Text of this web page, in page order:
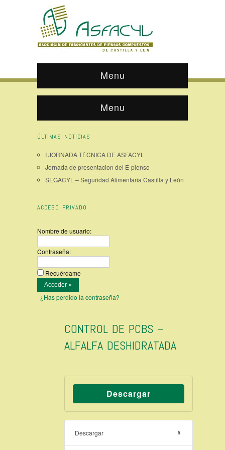
Menu
Menu
ÚLTIMAS NOTICIAS
I JORNADA TÉCNICA DE ASFACYL
Jornada de presentacion del E-pienso
SEGACYL – Seguridad Alimentaria Castilla y León
ACCESO PRIVADO
Nombre de usuario:
Contraseña:
Recuérdame
¿Has perdido la contraseña?
CONTROL DE PCBS –
ALFALFA DESHIDRATADA
Descargar
Descargar 5